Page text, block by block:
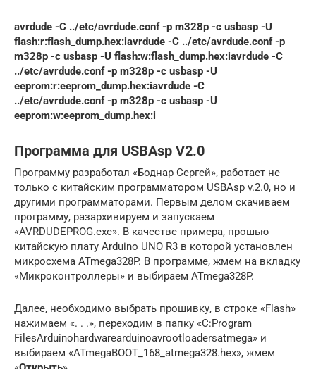
avrdude -C ../etc/avrdude.conf -p m328p -c usbasp -U
flash:r:flash_dump.hex:iavrdude -C ../etc/avrdude.conf -p
m328p -c usbasp -U flash:w:flash_dump.hex:iavrdude -C
../etc/avrdude.conf -p m328p -c usbasp -U
eeprom:r:eeprom_dump.hex:iavrdude -C
../etc/avrdude.conf-p m328p -c usbasp -U
eeprom:w:eeprom_dump.hex:i
Программа для USBAsp V2.0
Программу разработал «Боднар Сергей», работает не
только с китайским программатором USBAsp v.2.0, но и
другими программаторами. Первым делом скачиваем
программу, разархивируем и запускаем
«AVRDUDEPROG.exe». В качестве примера, прошью
китайскую плату Arduino UNO R3 в которой установлен
микросхема ATmega328P. В программе, жмем на вкладку
«Микроконтроллеры» и выбираем ATmega328P.
Далее, необходимо выбрать прошивку, в строке «Flash»
нажимаем «. . .», переходим в папку «C:Program
FilesArduinohardwarearduinoavrootloadersatmega» и
выбираем «ATmegaBOOT_168_atmega328.hex», жмем